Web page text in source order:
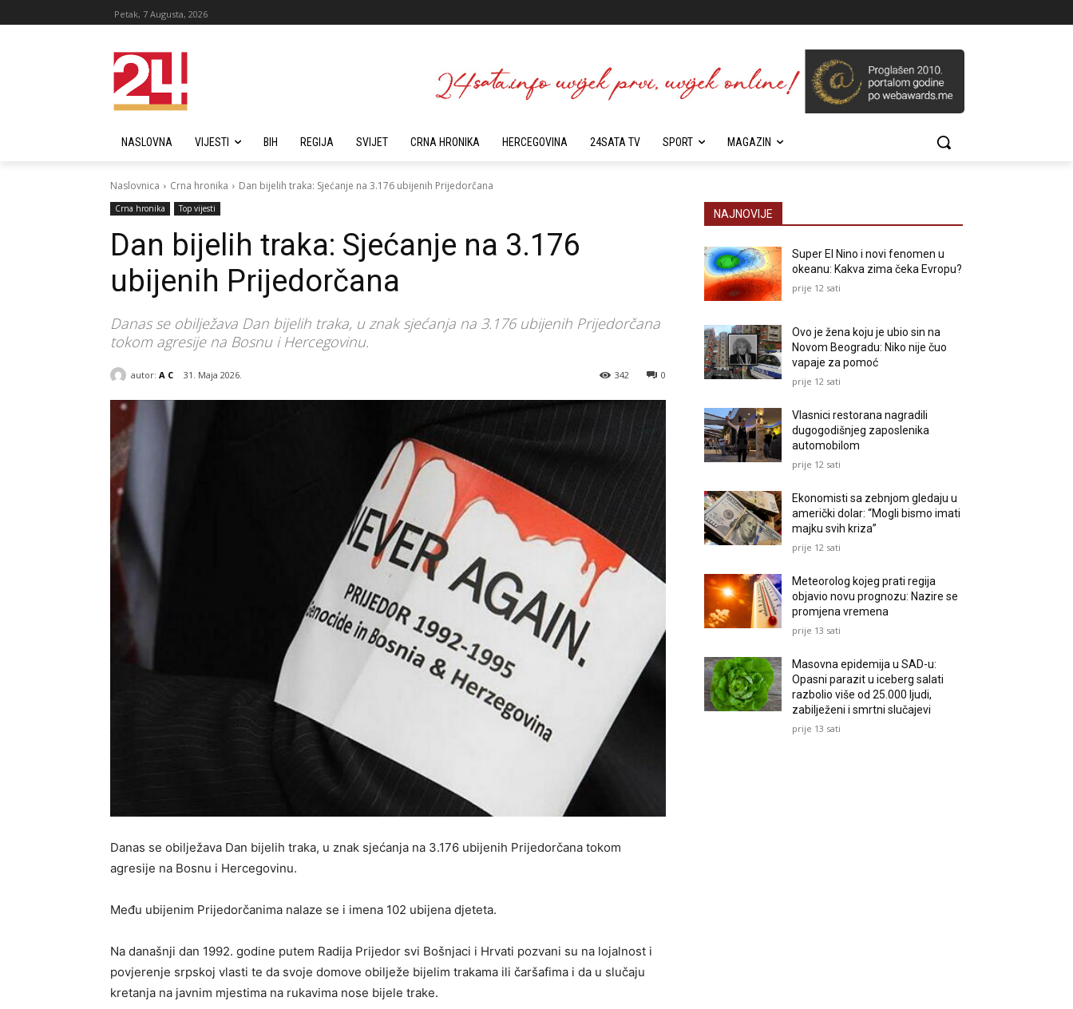
Petak, 7 Augusta, 2026
NASLOVNA VIJESTI BIH REGIJA SVIJET CRNA HRONIKA HERCEGOVINA 24SATA TV SPORT MAGAZIN
Naslovnica Crna hronika Dan bijelih traka: Sjećanje na 3.176 ubijenih Prijedorčana
Crna hronika Top vijesti
Dan bijelih traka: Sjećanje na 3.176
ubijenih Prijedorčana
Danas se obilježava Dan bijelih traka, u znak sjećanja na 3.176 ubijenih Prijedorčana
tokom agresije na Bosnu i Hercegovinu.
autor: A C 31. Maja 2026. 0
342
Danas se obilježava Dan bijelih traka, u znak sjećanja na 3.176 ubijenih Prijedorčana tokom
agresije na Bosnu i Hercegovinu.
Među ubijenim Prijedorčanima nalaze se i imena 102 ubijena djeteta.
Na današnji dan 1992. godine putem Radija Prijedor svi Bošnjaci i Hrvati pozvani su na lojalnost i
povjerenje srpskoj vlasti te da svoje domove obilježe bijelim trakama ili čaršafima i da u slučaju
kretanja na javnim mjestima na rukavima nose bijele trake.
NAJNOVIJE
Super El Nino i novi fenomen u
okeanu: Kakva zima čeka Evropu?
prije 12 sati
Ovo je žena koju je ubio sin na
Novom Beogradu: Niko nije čuo
vapaje za pomoć
prije 12 sati
Vlasnici restorana nagradili
dugogodišnjeg zaposlenika
automobilom
prije 12 sati
Ekonomisti sa zebnjom gledaju u
američki dolar: “Mogli bismo imati
majku svih kriza”
prije 12 sati
Meteorolog kojeg prati regija
objavio novu prognozu: Nazire se
promjena vremena
prije 13 sati
Masovna epidemija u SAD-u:
Opasni parazit u iceberg salati
razbolio više od 25.000 ljudi,
zabilježeni i smrtni slučajevi
prije 13 sati